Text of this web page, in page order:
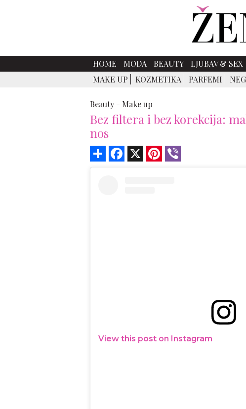
HOME MODA BEAUTY LJUBAV & SEX
MAKE UP
KOZMETIKA PARFEMI
Beauty - Make up
Bez filtera i bez korekcija:
nos
Share Facebook Pinterest
View this post on Instagram